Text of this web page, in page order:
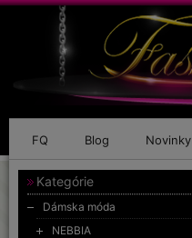
FQ Blog Novinky
Kategórie
Dámska móda
NEBBIA